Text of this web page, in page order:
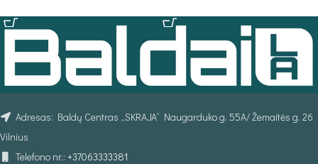
Adresas: Baldų Centras „SKRAJA“ Naugarduko g. 55A/ Žemaitės g. 26
Vilnius
Telefono nr.: +37063333381